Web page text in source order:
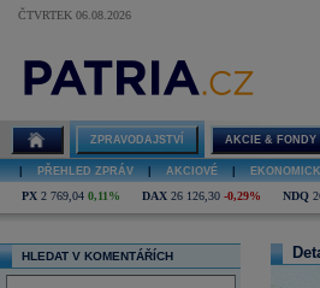
ČTVRTEK 06.08.2026
ZPRAVODAJSTVÍ AKCIE & FONDY
PŘEHLED ZPRÁV AKCIOVÉ
PX 2 769,04 0,11% DAX 26 126,30 -0,29% NDQ
HLEDAT V KOMENTÁŘÍCH